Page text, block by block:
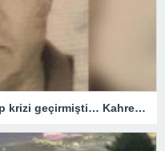
Oy kullanmaya gittiği okulda kalp krizi geçirmişti… Kahreden haber!